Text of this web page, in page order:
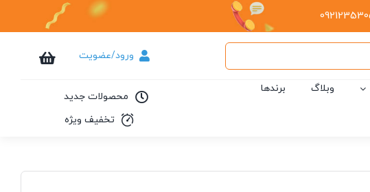
ورود/عضویت
وبلاگ برندها
محصولات جدید
تخفیف ویژه